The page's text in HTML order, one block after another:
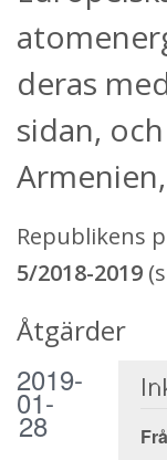
deras
sidan,
Republikens
5/2018-2019
Åtgärder
2019-
01-
28